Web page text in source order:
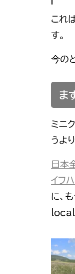
これ
す。
今の
ま
ミニ
うよ
日本
イフハ
に、